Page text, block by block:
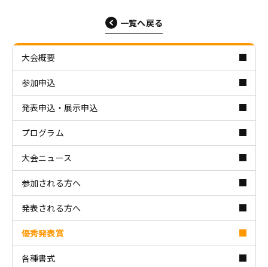
一覧へ戻る
大会概要
参加申込
発表申込・展示申込
プログラム
大会ニュース
参加される方へ
発表される方へ
優秀発表賞
各種書式